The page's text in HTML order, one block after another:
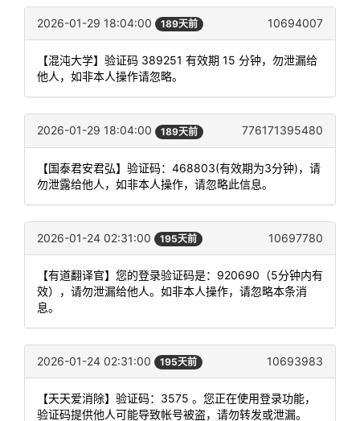
2026-01-29 18:04:00 189天前 10694007
【混沌大学】验证码 389251 有效期 15 分钟，勿泄漏给
他人，如非本人操作请忽略。
2026-01-29 18:04:00 189天前 776171395480
【国泰君安君弘】验证码：468803(有效期为3分钟)，请
勿泄露给他人，如非本人操作，请忽略此信息。
2026-01-24 02:31:00 195天前 10697780
【有道翻译官】您的登录验证码是：920690（5分钟内有
效），请勿泄漏给他人。如非本人操作，请忽略本条消
息。
2026-01-24 02:31:00 195天前 10693983
【天天爱消除】验证码：3575 。您正在使用登录功能，
验证码提供他人可能导致帐号被盗，请勿转发或泄漏。